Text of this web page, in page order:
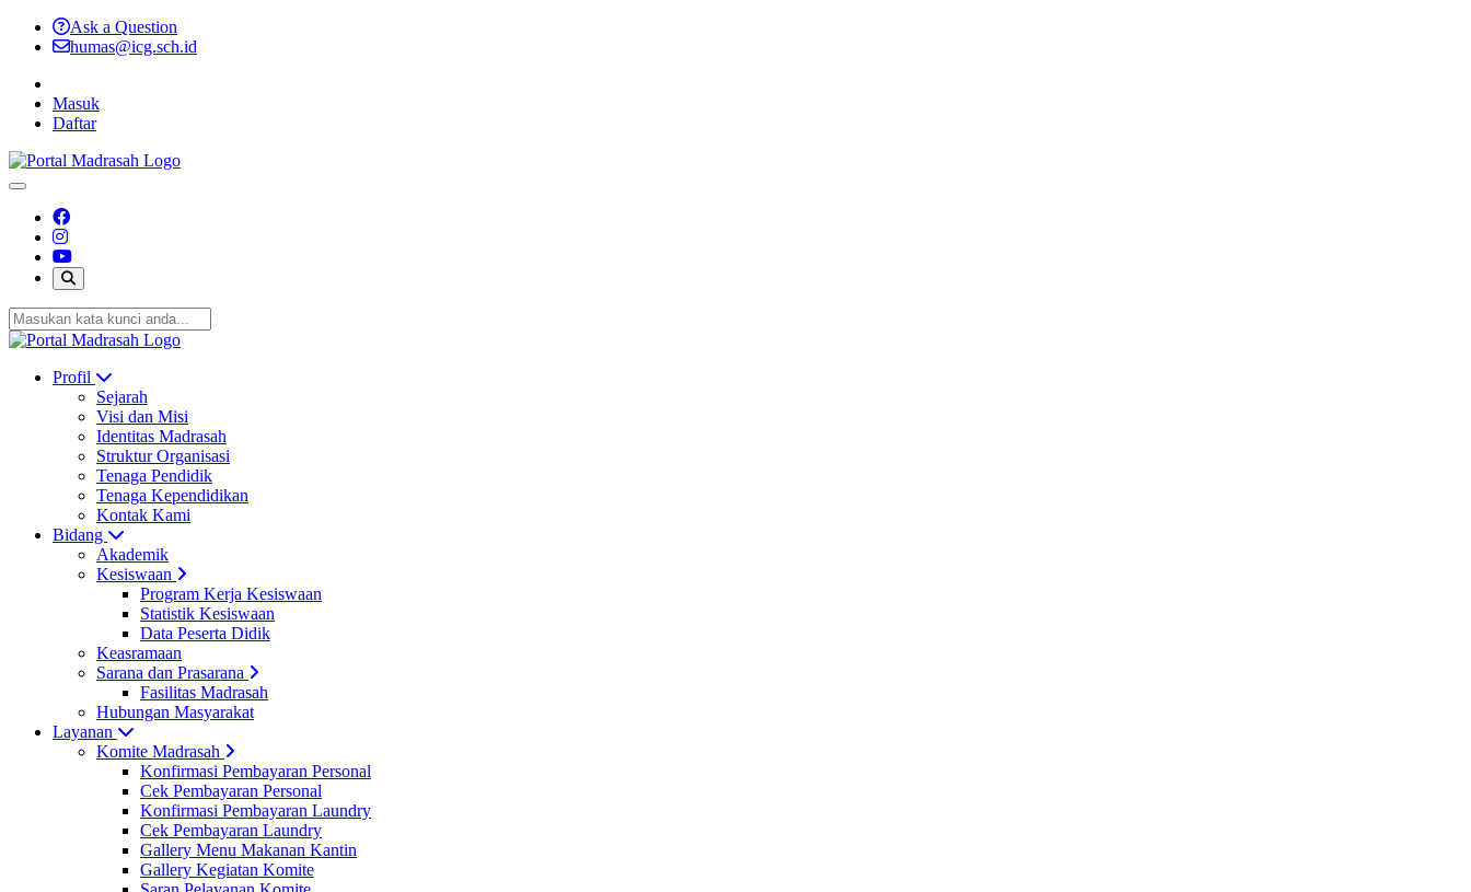
Ask a Question
humas@icg.sch.id
Masuk
Daftar
Profil
Sejarah
Visi dan Misi
Identitas Madrasah
Struktur Organisasi
Tenaga Pendidik
Tenaga Kependidikan
Kontak Kami
Bidang
Akademik
Kesiswaan
Program Kerja Kesiswaan
Statistik Kesiswaan
Data Peserta Didik
Keasramaan
Sarana dan Prasarana
Fasilitas Madrasah
Hubungan Masyarakat
Layanan
Komite Madrasah
Konfirmasi Pembayaran Personal
Cek Pembayaran Personal
Konfirmasi Pembayaran Laundry
Cek Pembayaran Laundry
Gallery Menu Makanan Kantin
Gallery Kegiatan Komite